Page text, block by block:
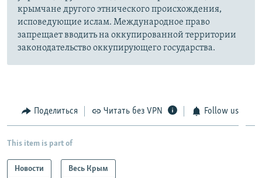
крымчане другого этнического происхождения,
исповедующие ислам. Международное право
запрещает вводить на оккупированной территории
законодательство оккупирующего государства.
Поделиться Читать без VPN Follow us
This item is part of
Новости Весь Крым